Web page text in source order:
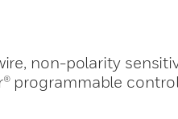
non-polarity
programmable